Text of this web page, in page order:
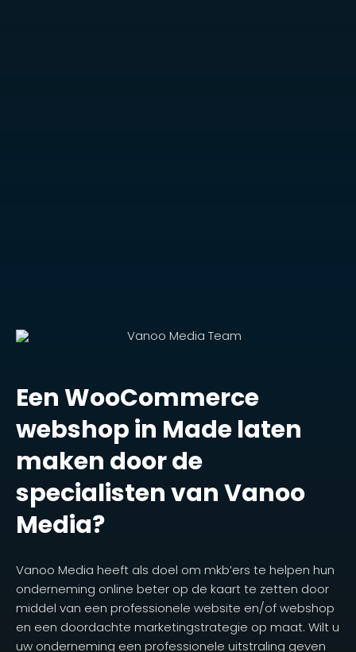
Een WooCommerce
webshop in Made laten
maken door de
specialisten van Vanoo
Media?
Vanoo Media heeft als doel om mkb’ers te helpen hun
onderneming online beter op de kaart te zetten door
middel van een professionele website en/of webshop
en een doordachte marketingstrategie op maat. Wilt u
uw onderneming een professionele uitstraling geven